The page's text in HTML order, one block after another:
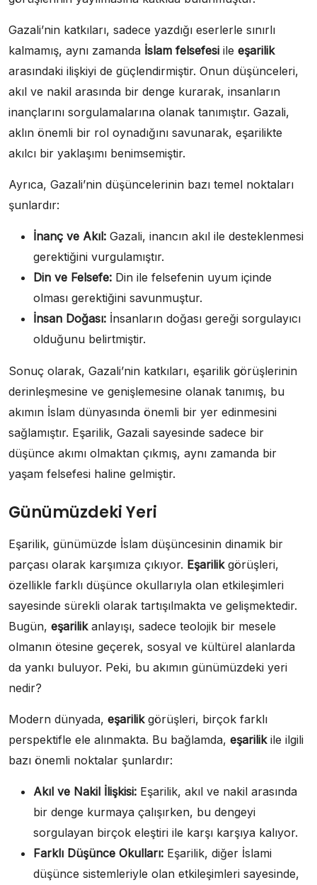
Gazali’nin katkıları, sadece yazdığı eserlerle sınırlı
kalmamış, aynı zamanda İslam felsefesi ile eşarilik
arasındaki ilişkiyi de güçlendirmiştir. Onun düşünceleri,
akıl ve nakil arasında bir denge kurarak, insanların
inançlarını sorgulamalarına olanak tanımıştır. Gazali,
aklın önemli bir rol oynadığını savunarak, eşarilikte
akılcı bir yaklaşımı benimsemiştir.
Ayrıca, Gazali’nin düşüncelerinin bazı temel noktaları
şunlardır:
İnanç ve Akıl: Gazali, inancın akıl ile desteklenmesi
gerektiğini vurgulamıştır.
Din ve Felsefe: Din ile felsefenin uyum içinde
olması gerektiğini savunmuştur.
İnsan Doğası: İnsanların doğası gereği sorgulayıcı
olduğunu belirtmiştir.
Sonuç olarak, Gazali’nin katkıları, eşarilik görüşlerinin
derinleşmesine ve genişlemesine olanak tanımış, bu
akımın İslam dünyasında önemli bir yer edinmesini
sağlamıştır. Eşarilik, Gazali sayesinde sadece bir
düşünce akımı olmaktan çıkmış, aynı zamanda bir
yaşam felsefesi haline gelmiştir.
Günümüzdeki Yeri
Eşarilik, günümüzde İslam düşüncesinin dinamik bir
parçası olarak karşımıza çıkıyor. Eşarilikgörüşleri,
özellikle farklı düşünce okullarıyla olan etkileşimleri
sayesinde sürekli olarak tartışılmakta ve gelişmektedir.
Bugün, eşarilikanlayışı, sadece teolojik bir mesele
olmanın ötesine geçerek, sosyal ve kültürel alanlarda
da yankı buluyor. Peki, bu akımın günümüzdeki yeri
nedir?
Modern dünyada, eşarilikgörüşleri, birçok farklı
perspektifle ele alınmakta. Bu bağlamda, eşarilikile ilgili
bazı önemli noktalar şunlardır:
Akıl ve Nakil İlişkisi: Eşarilik, akıl ve nakil arasında
bir denge kurmaya çalışırken, bu dengeyi
sorgulayan birçok eleştiri ile karşı karşıya kalıyor.
Farklı Düşünce Okulları: Eşarilik, diğer İslami
düşünce sistemleriyle olan etkileşimleri sayesinde,